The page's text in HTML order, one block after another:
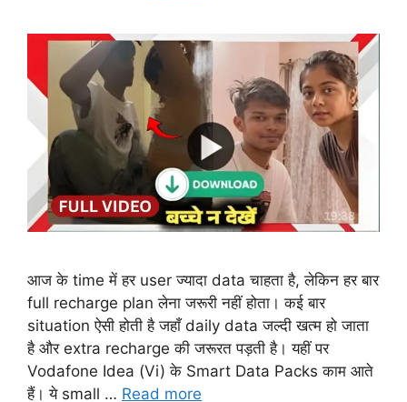
आज के time में हर user ज्यादा data चाहता है, लेकिन हर बार
full recharge plan लेना जरूरी नहीं होता। कई बार
situation ऐसी होती है जहाँ daily data जल्दी खत्म हो जाता
है और extra recharge की जरूरत पड़ती है। यहीं पर
Vodafone Idea (Vi) के Smart Data Packs काम आते
हैं। ये small … Read more